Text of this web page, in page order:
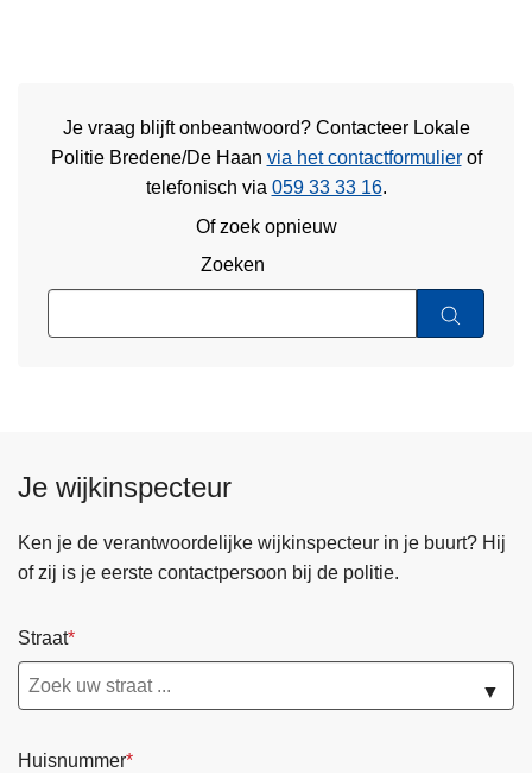
Je vraag blijft onbeantwoord? Contacteer Lokale
Politie Bredene/De Haan via het contactformulierof
telefonisch via 059 33 33 16.
Of zoek opnieuw
Zoeken
Je wijkinspecteur
Ken je de verantwoordelijke wijkinspecteur in je buurt? Hij
of zij is je eerste contactpersoon bij de politie.
Straat
▼
Huisnummer